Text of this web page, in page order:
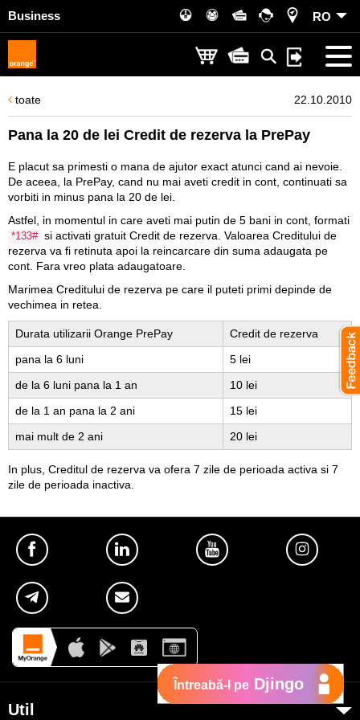
Business RO
toate 22.10.2010
Pana la 20 de lei Credit de rezerva la PrePay
E placut sa primesti o mana de ajutor exact atunci cand ai nevoie.
De aceea, la PrePay, cand nu mai aveti credit in cont, continuati sa
vorbiti in minus pana la 20 de lei.
Astfel, in momentul in care aveti mai putin de 5 bani in cont, formati
*133# si activati gratuit Credit de rezerva. Valoarea Creditului de
rezerva va fi retinuta apoi la reincarcare din suma adaugata pe
cont. Fara vreo plata adaugatoare.
Marimea Creditului de rezerva pe care il puteti primi depinde de
vechimea in retea.
Durata utilizarii Orange PrePay
Credit de rezerva
pana la 6 luni
5 lei
de la 6 luni pana la 1 an
10 lei
de la 1 an pana la 2 ani
15 lei
mai mult de 2 ani
20 lei
In plus, Creditul de rezerva va ofera 7 zile de perioada activa si 7
zile de perioada inactiva.
Util
Întreabă-l pe Djingo